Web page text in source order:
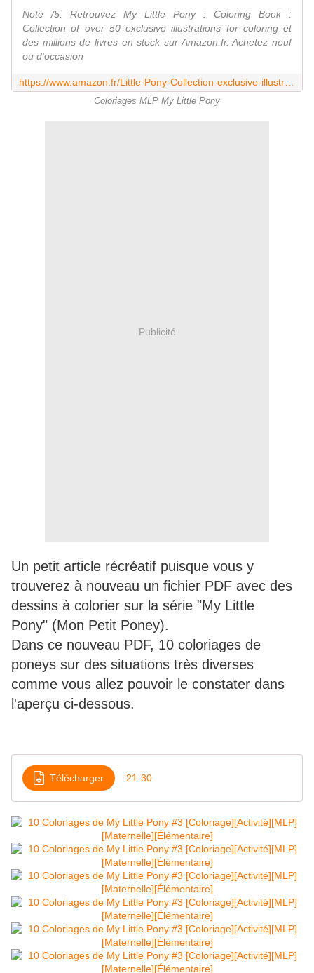
Noté /5. Retrouvez Μy Little Pony : Coloring Book :
Collection of over 50 exclusive illustrations for coloring et
des millions de livres en stock sur Amazon.fr. Achetez neuf
ou d'occasion
Coloriages MLP My Little Pony
Publicité
Un petit article récréatif puisque vous y
trouverez à nouveau un fichier PDF avec des
dessins à colorier sur la série "My Little
Pony" (Mon Petit Poney).
Dans ce nouveau PDF, 10 coloriages de
poneys sur des situations très diverses
comme vous allez pouvoir le constater dans
l'aperçu ci-dessous.
Télécharger 21-30